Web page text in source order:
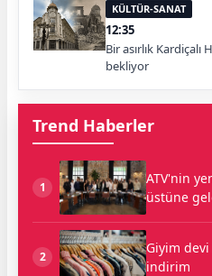
KÜLTÜR-SANAT
12:35
Bir asırlık
bekliyor
Trend Haberler
1
ATV'nin
üstüne
2
Giyim
indirim